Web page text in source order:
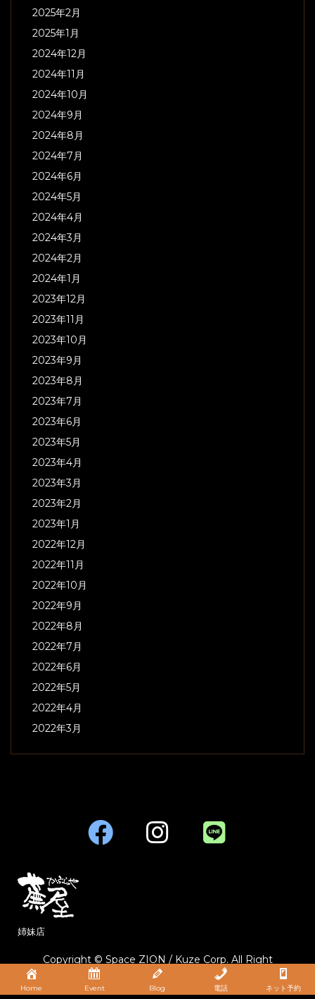
2025年2月
2025年1月
2024年12月
2024年11月
2024年10月
2024年9月
2024年8月
2024年7月
2024年6月
2024年5月
2024年4月
2024年3月
2024年2月
2024年1月
2023年12月
2023年11月
2023年10月
2023年9月
2023年8月
2023年7月
2023年6月
2023年5月
2023年4月
2023年3月
2023年2月
2023年1月
2022年12月
2022年11月
2022年10月
2022年9月
2022年8月
2022年7月
2022年6月
2022年5月
2022年4月
2022年3月
姉妹店
Copyright © Space ZION / Kuze Corp. All Right
Reserved.
Home Event Blog 電話 ネット予約